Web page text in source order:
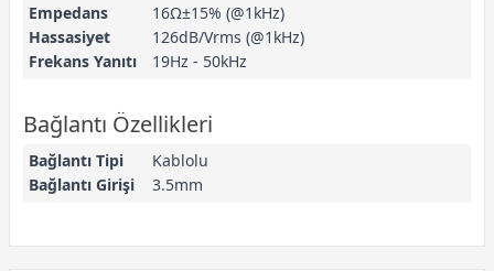
Empedans
16Ω±15% (@1kHz)
Hassasiyet
126dB/Vrms (@1kHz)
Frekans Yanıtı
19Hz - 50kHz
Bağlantı Özellikleri
Bağlantı Tipi
Kablolu
Bağlantı Girişi
3.5mm